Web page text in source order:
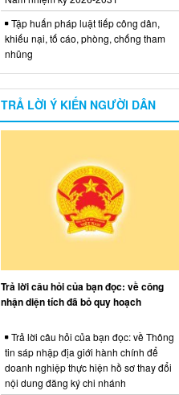
Tập huấn pháp luật tiếp công dân,
khiếu nại, tố cáo, phòng, chống tham
nhũng
TRẢ LỜI Ý KIẾN NGƯỜI DÂN
Trả lời câu hỏi của bạn đọc: về công
nhận diện tích đã bỏ quy hoạch
Trả lời câu hỏi của bạn đọc: về Thông
tin sáp nhập địa giới hành chính để
doanh nghiệp thực hiện hồ sơ thay đổi
nội dung đăng ký chi nhánh